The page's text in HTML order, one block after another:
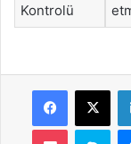
Kontrolü
Facebook
X
Pocket